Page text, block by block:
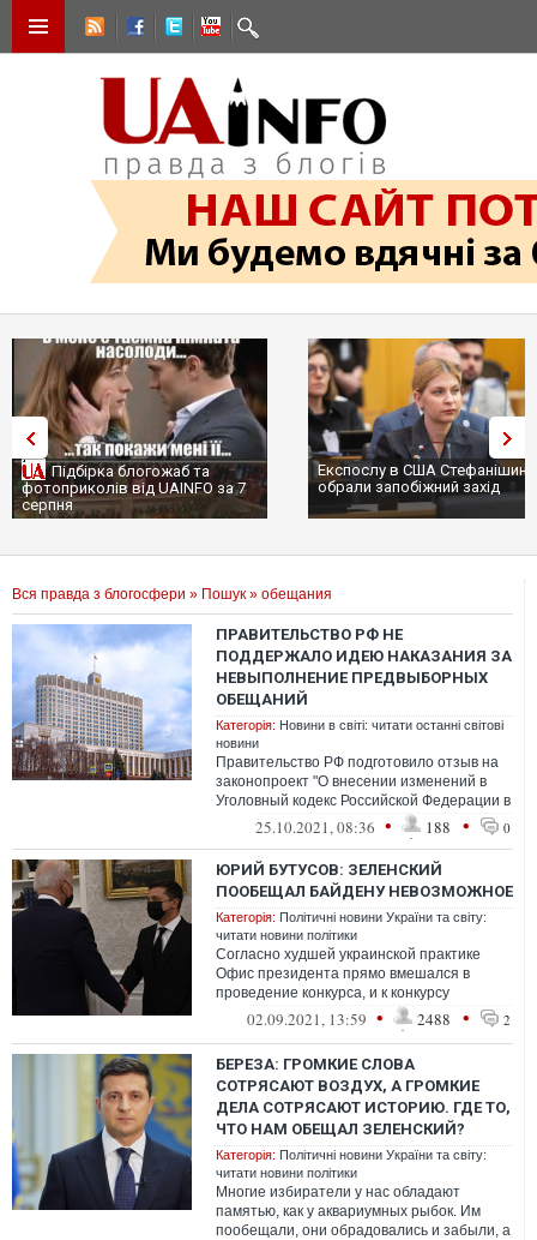
Підбірка блогожаб та
фотоприколів від UAINFO за 7
серпня
Експослу в США
обрали запобіжний захід
Вся правда з блогосфери » Пошук » обещания
ПРАВИТЕЛЬСТВО РФ НЕ
ПОДДЕРЖАЛО ИДЕЮ НАКАЗАНИЯ ЗА
НЕВЫПОЛНЕНИЕ ПРЕДВЫБОРНЫХ
ОБЕЩАНИЙ
Категорія: Новини в світі: читати останні світові
новини
Правительство РФ подготовило отзыв на
законопроект "О внесении изменений в
Уголовный кодекс Российской Федерации в
части установления уголовной ответс...
25.10.2021, 08:36 • 188 • 0
ЮРИЙ БУТУСОВ: ЗЕЛЕНСКИЙ
ПООБЕЩАЛ БАЙДЕНУ НЕВОЗМОЖНОЕ
Категорія: Політичні новини України та світу:
читати новини політики
Согласно худшей украинской практике
Офис президента прямо вмешался в
проведение конкурса, и к конкурсу
допустили буквально двух человек -
02.09.2021, 13:59 • 2488 • 2
БЕРЕЗА: ГРОМКИЕ СЛОВА
СОТРЯСАЮТ ВОЗДУХ, А ГРОМКИЕ
ДЕЛА СОТРЯСАЮТ ИСТОРИЮ. ГДЕ ТО,
ЧТО НАМ ОБЕЩАЛ ЗЕЛЕНСКИЙ?
Категорія: Політичні новини України та світу:
читати новини політики
Многие избиратели у нас обладают
памятью, как у аквариумных рыбок. Им
пообещали, они обрадовались и забыли, а